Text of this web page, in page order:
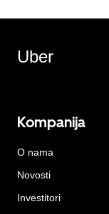
Uber
Kompanija
O nama
Novosti
Investitori